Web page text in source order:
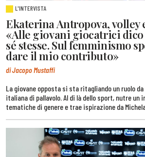
L'INTERVISTA
Ekaterina Antropova, volley
«Alle giovani giocatrici
sé stesse. Sul femminismo
dare il mio contributo»
di Jacopo Mustaffi
La giovane opposta si sta ritagliando un ruolo
italiana di pallavolo. Al di là dello sport, nutre un
tematiche di genere e trae ispirazione da